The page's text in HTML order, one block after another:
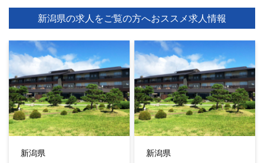
新潟県の求人をご覧の方へおススメ求人情報
新潟県 新潟県